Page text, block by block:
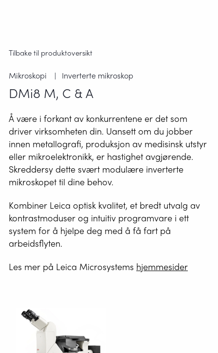
Tilbake til produktoversikt
Mikroskopi Inverterte mikroskop
DMi8 M, C & A
Å være i forkant av konkurrentene er det som
driver virksomheten din. Uansett om du jobber
innen metallografi, produksjon av medisinsk utstyr
eller mikroelektronikk, er hastighet avgjørende.
Skreddersy dette svært modulære inverterte
mikroskopet til dine behov.
Kombiner Leica optisk kvalitet, et bredt utvalg av
kontrastmoduser og intuitiv programvare i ett
system for å hjelpe deg med å få fart på
arbeidsflyten.
Les mer på Leica Microsystems hjemmesider